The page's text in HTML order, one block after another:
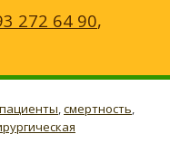
272 64 90,
пациенты,смертность,